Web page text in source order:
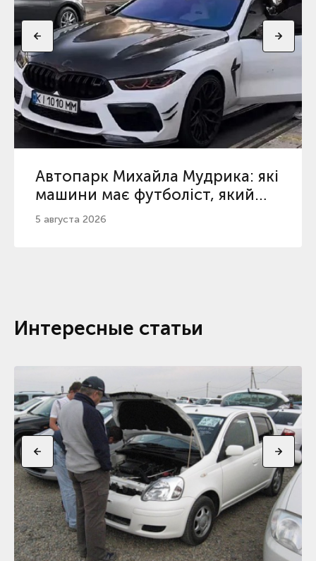
Автопарк Михайла Мудрика: які
машини має футболіст, який
повернувся з дискваліфікації
5 августа 2026
Интересные статьи